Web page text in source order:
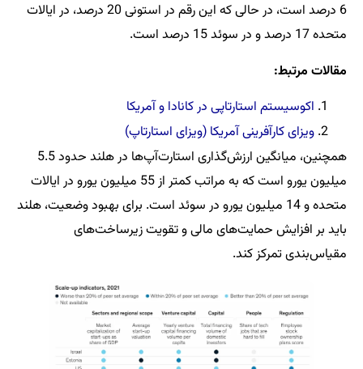
6 درصد است، در حالی که این رقم در استونی 20 درصد، در ایالات
متحده 17 درصد و در سوئد 15 درصد است.
مقالات مرتبط:
اکوسیستم استارتاپی در کانادا و آمریکا
ویزای کارآفرینی آمریکا (ویزای استارتاپ)
همچنین، میانگین ارزش‌گذاری استارت‌آپ‌ها در هلند حدود 5.5
میلیون یورو است که به مراتب کمتر از 55 میلیون یورو در ایالات
متحده و 14 میلیون یورو در سوئد است. برای بهبود وضعیت، هلند
باید بر افزایش حمایت‌های مالی و تقویت زیرساخت‌های
مقیاس‌بندی تمرکز کند.